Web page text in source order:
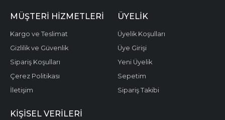
MÜŞTERI HIZMETLERI
Kargo ve Teslimat
Gizlilik ve Güvenlik
Sipariş Koşulları
Çerez Politikası
İletişim
ÜYELIK
Üyelik Koşulları
Üye Girişi
Yeni Üyelik
Sepetim
Sipariş Takibi
KIŞISEL VERILERI